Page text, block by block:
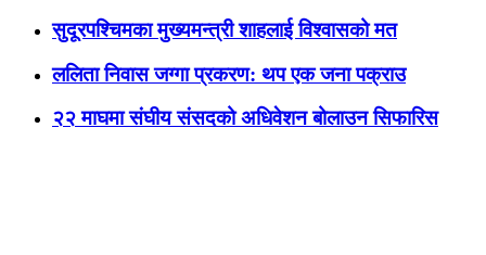
सुदूरपश्चिमका मुख्यमन्त्री शाहलाई विश्वासको मत
ललिता निवास जग्गा प्रकरण: थप एक जना पक्राउ
२२ माघमा संघीय संसदको अधिवेशन बोलाउन सिफारिस